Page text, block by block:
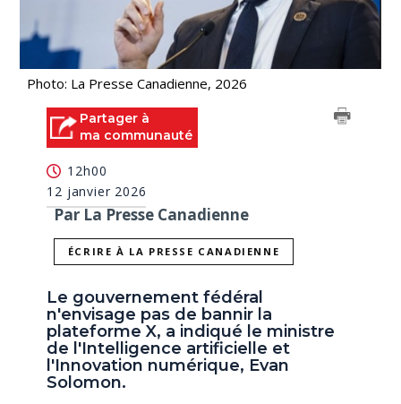
Photo: La Presse Canadienne, 2026
Partager à
ma communauté
12h00
12 janvier 2026
Par La Presse Canadienne
ÉCRIRE À LA PRESSE CANADIENNE
Le gouvernement fédéral
n'envisage pas de bannir la
plateforme X, a indiqué le ministre
de l'Intelligence artificielle et
l'Innovation numérique, Evan
Solomon.